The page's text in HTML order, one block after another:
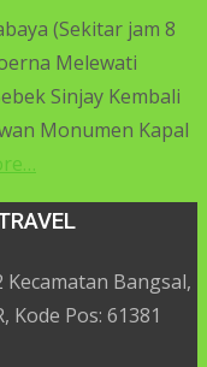
(Sekitar jam 8
Melewati
Sinjay Kembali
Monumen Kapal
Kecamatan Bangsal,
Pos: 61381